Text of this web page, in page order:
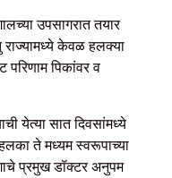
उपसागरात तयार
केवळ हलक्या
पिकांवर व
येत्या सात दिवसांमध्ये
ते मध्यम स्वरूपाच्या
प्रमुख डॉक्टर अनुपम